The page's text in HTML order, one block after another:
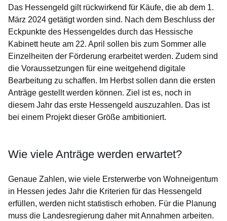
Das Hessengeld gilt rückwirkend für Käufe, die ab dem 1.
März 2024 getätigt worden sind. Nach dem Beschluss der
Eckpunkte des Hessengeldes durch das Hessische
Kabinett heute am 22. April sollen bis zum Sommer alle
Einzelheiten der Förderung erarbeitet werden. Zudem sind
die Voraussetzungen für eine weitgehend digitale
Bearbeitung zu schaffen. Im Herbst sollen dann die ersten
Anträge gestellt werden können. Ziel ist es, noch in
diesem Jahr das erste Hessengeld auszuzahlen. Das ist
bei einem Projekt dieser Größe ambitioniert.
Wie viele Anträge werden erwartet?
Genaue Zahlen, wie viele Ersterwerbe von Wohneigentum
in Hessen jedes Jahr die Kriterien für das Hessengeld
erfüllen, werden nicht statistisch erhoben. Für die Planung
muss die Landesregierung daher mit Annahmen arbeiten.